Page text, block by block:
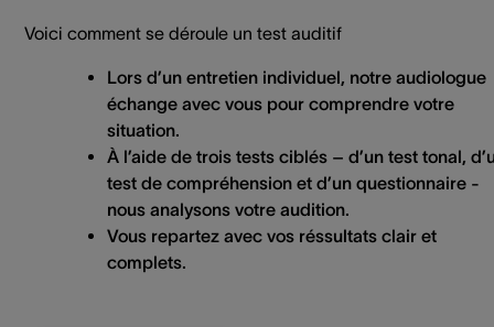
Voici comment se déroule un test auditif
Lors d’un entretien individuel, notre audiologue
échange avec vous pour comprendre votre
situation.
À l’aide de trois tests ciblés – d’un test tonal,
test de compréhension et d’un questionnaire -
nous analysons votre audition.
Vous repartez avec vos réssultats clair et
complets.